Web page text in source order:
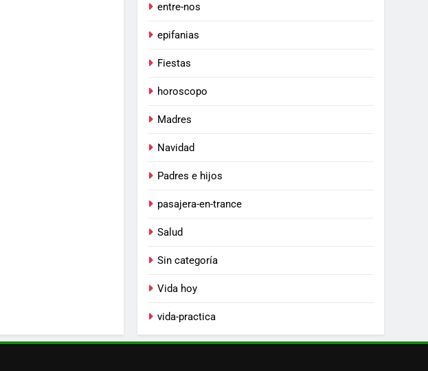
entre-nos
epifanias
Fiestas
horoscopo
Madres
Navidad
Padres e hijos
pasajera-en-trance
Salud
Sin categoría
Vida hoy
vida-practica